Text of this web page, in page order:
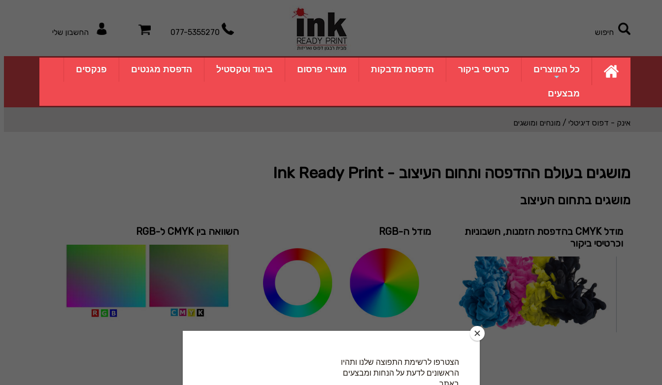
חיפוש 077-5355270 החשבון שלי
כל המוצרים כרטיסי ביקור הדפסת מדבקות מוצרי פרסום ביגוד וטקסטיל הדפסת מגנטים פנקסים
מבצעים
אינק - דפוס דיגיטלי / מונחים ומושגים
מושגים בעולם ההדפסה ותחום העיצוב - Ink Ready Print
מושגים בתחום העיצוב
מודל CMYK בהדפסת הזמנות, חשבוניות
וכרטיסי ביקור
מודל ה-RGB השוואה בין CMYK ל-RGB